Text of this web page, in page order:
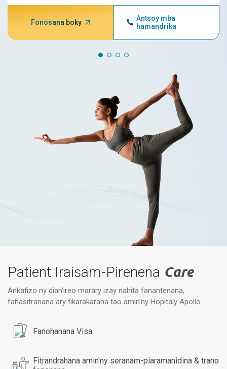
Fonosana boky
Antsoy mba
hamandrika
Patient Iraisam-Pirenena Care
Ankafizo ny dian'ireo marary izay nahita fanantenana,
fahasitranana ary fikarakarana tao amin'ny Hopitaly Apollo.
Fanohanana Visa
Fitrandrahana amin'ny seranam-piaramanidina & trano